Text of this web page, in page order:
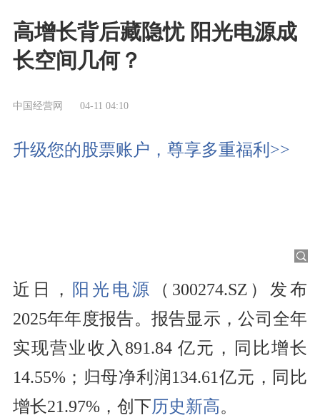
高增长背后藏隐忧 阳光电源成
长空间几何？
中国经营网 04-11 04:10
升级您的股票账户，尊享多重福利>>
近日， 阳光电源
（300274.SZ）发布
2025年年度报告。报告显示，公司全年
实现营业收入891.84 亿元，同比增长
14.55%；归母净利润134.61亿元，同比
增长21.97%，创下历史新高。